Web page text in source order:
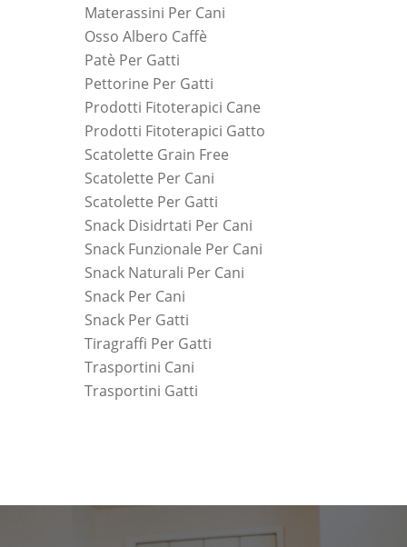
Materassini Per Cani
Osso Albero Caffè
Patè Per Gatti
Pettorine Per Gatti
Prodotti Fitoterapici Cane
Prodotti Fitoterapici Gatto
Scatolette Grain Free
Scatolette Per Cani
Scatolette Per Gatti
Snack Disidrtati Per Cani
Snack Funzionale Per Cani
Snack Naturali Per Cani
Snack Per Cani
Snack Per Gatti
Tiragraffi Per Gatti
Trasportini Cani
Trasportini Gatti